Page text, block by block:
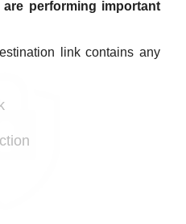
performing important
link contains any